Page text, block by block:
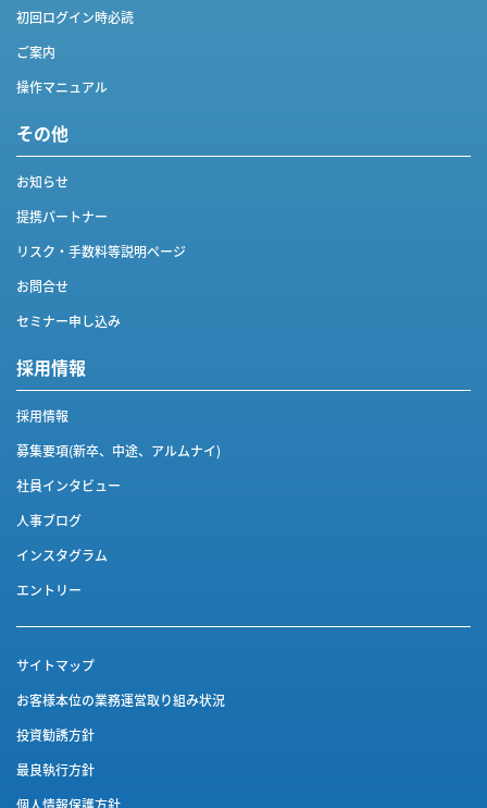
初回ログイン時必読
ご案内
操作マニュアル
その他
お知らせ
提携パートナー
リスク・手数料等説明ページ
お問合せ
セミナー申し込み
採用情報
採用情報
募集要項(新卒、中途、アルムナイ)
社員インタビュー
人事ブログ
インスタグラム
エントリー
サイトマップ
お客様本位の業務運営取り組み状況
投資勧誘方針
最良執行方針